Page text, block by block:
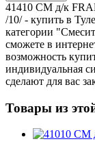
41410 СМ д/к
/10/ - купить в
категории
сможете в
возможность
индивидуальная
сделают для вас
Товары из